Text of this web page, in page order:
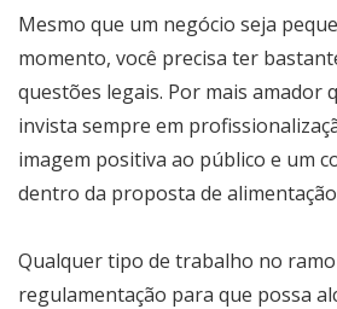
Mesmo que um negócio seja
momento, você precisa ter
questões legais. Por mais amador
invista sempre em
imagem positiva ao público e um
dentro da proposta de
Qualquer tipo de trabalho no
regulamentação para que possa